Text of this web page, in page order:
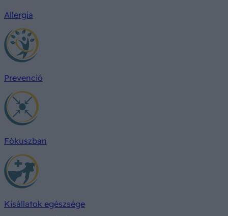
Allergia
Prevenció
Fókuszban
Kisállatok egészsége